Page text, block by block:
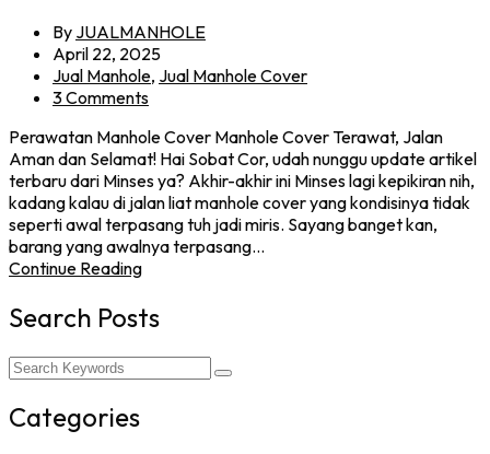
By JUALMANHOLE
April 22, 2025
Jual Manhole, Jual Manhole Cover
3 Comments
Perawatan Manhole Cover Manhole Cover Terawat, Jalan
Aman dan Selamat! Hai Sobat Cor, udah nunggu update artikel
terbaru dari Minses ya? Akhir-akhir ini Minses lagi kepikiran nih,
kadang kalau di jalan liat manhole cover yang kondisinya tidak
seperti awal terpasang tuh jadi miris. Sayang banget kan,
barang yang awalnya terpasang…
Continue Reading
Search Posts
Categories